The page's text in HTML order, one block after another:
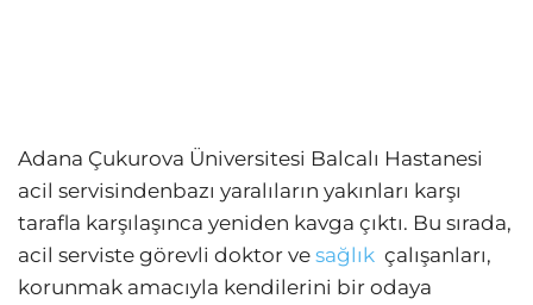
Adana Çukurova Üniversitesi Balcalı Hastanesi
acil servisindenbazı yaralıların yakınları karşı
tarafla karşılaşınca yeniden kavga çıktı. Bu sırada,
acil serviste görevli doktor ve sağlık çalışanları,
korunmak amacıyla kendilerini bir odaya